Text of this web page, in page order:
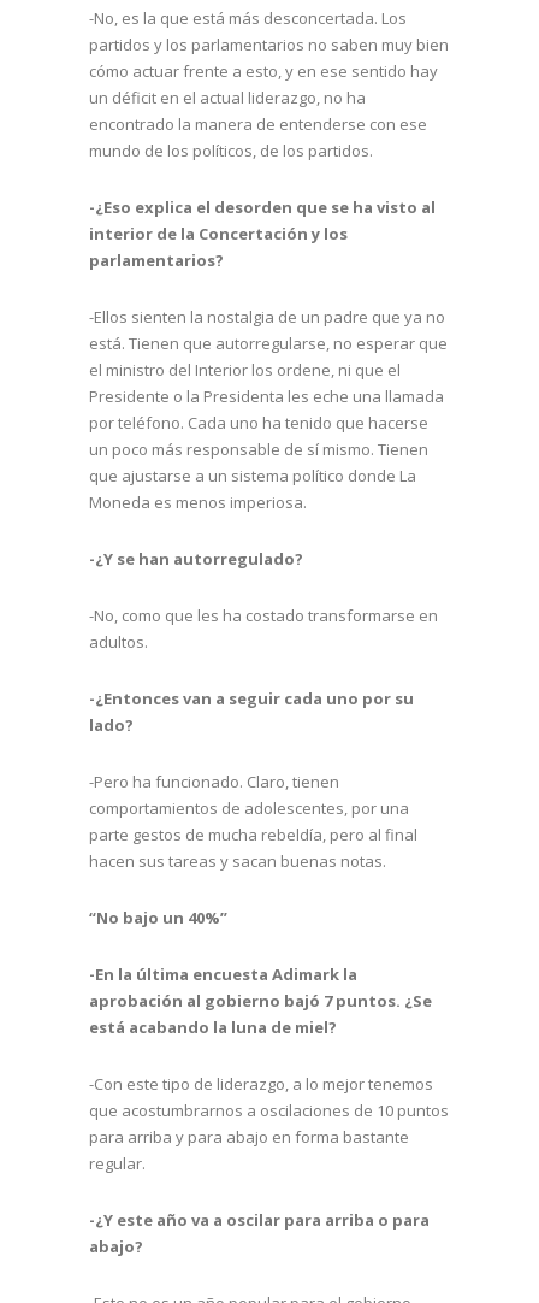
-No, es la que está más desconcertada. Los
partidos y los parlamentarios no saben muy bien
cómo actuar frente a esto, y en ese sentido hay
un déficit en el actual liderazgo, no ha
encontrado la manera de entenderse con ese
mundo de los políticos, de los partidos.
-¿Eso explica el desorden que se ha visto al
interior de la Concertación y los
parlamentarios?
-Ellos sienten la nostalgia de un padre que ya no
está. Tienen que autorregularse, no esperar que
el ministro del Interior los ordene, ni que el
Presidente o la Presidenta les eche una llamada
por teléfono. Cada uno ha tenido que hacerse
un poco más responsable de sí mismo. Tienen
que ajustarse a un sistema político donde La
Moneda es menos imperiosa.
-¿Y se han autorregulado?
-No, como que les ha costado transformarse en
adultos.
-¿Entonces van a seguir cada uno por su
lado?
-Pero ha funcionado. Claro, tienen
comportamientos de adolescentes, por una
parte gestos de mucha rebeldía, pero al final
hacen sus tareas y sacan buenas notas.
“No bajo un 40%”
-En la última encuesta Adimark la
aprobación al gobierno bajó 7 puntos. ¿Se
está acabando la luna de miel?
-Con este tipo de liderazgo, a lo mejor tenemos
que acostumbrarnos a oscilaciones de 10 puntos
para arriba y para abajo en forma bastante
regular.
-¿Y este año va a oscilar para arriba o para
abajo?